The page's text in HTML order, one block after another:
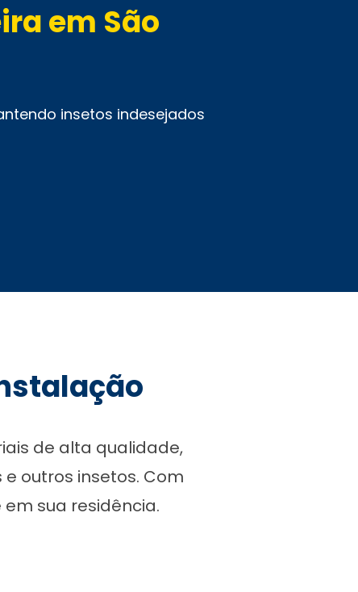
em São
insetos indesejados
de alta qualidade,
outros insetos. Com
sua residência.